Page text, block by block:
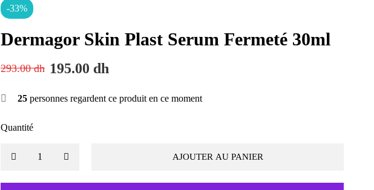
-33%
Dermagor Skin Plast Serum Fermeté 30ml
293.00dh 195.00 dh
25 personnes regardent ce produit en ce moment
Quantité
AJOUTER AU PANIER